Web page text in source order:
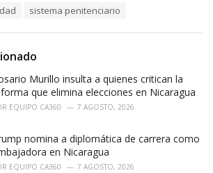
sistema penitenciario
Murillo insulta a quienes critican la
que elimina elecciones en Nicaragua
EQUIPO CA360 7 AGOSTO, 2026
nomina a diplomática de carrera como
en Nicaragua
EQUIPO CA360 7 AGOSTO, 2026